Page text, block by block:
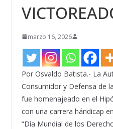
marzo 16, 2026
Por Osvaldo Batista.- La
Consumidor y Defensa de
fue homenajeado en el
con una carrera hándicap
“Día Mundial de los